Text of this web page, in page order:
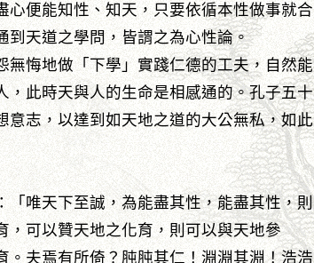
便能知性、知天，只要依循本性做事就合
到天道之學問，皆謂之為心性論。
悔地做「下學」實踐仁德的工夫，自然能
，此時天與人的生命是相感通的。孔子五十
志，以達到如天地之道的大公無私，如此
唯天下至誠，為能盡其性，能盡其性，則
，可以贊天地之化育，則可以與天地參
夫焉有所倚？肫肫其仁！淵淵其淵！浩浩